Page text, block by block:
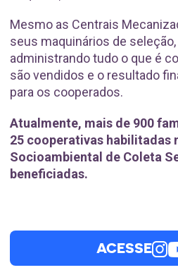
Mesmo as Centrais
seus maquinários de
administrando tudo o que é
são vendidos e o resultado
para os cooperados.
Atualmente, mais de 900
25 cooperativas habilitadas
Socioambiental de Coleta
beneficiadas.
ACESSE